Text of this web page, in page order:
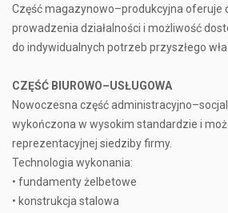
Część magazynowo–produkcyjna oferuje
prowadzenia działalności i możliwość
do indywidualnych potrzeb przyszłego
CZĘŚĆ BIUROWO–USŁUGOWA
Nowoczesna część
wykończona w wysokim standardzie i
reprezentacyjnej siedziby firmy.
Technologia wykonania:
• fundamenty żelbetowe
• konstrukcja stalowa